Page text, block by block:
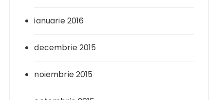
ianuarie 2016
decembrie 2015
noiembrie 2015